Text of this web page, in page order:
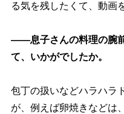
る気を残したくて、動画
――息子さんの料理の腕
て、いかがでしたか。
包丁の扱いなどハラハラ
が、例えば卵焼きなどは